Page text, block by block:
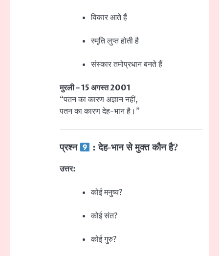
विकार आते हैं
स्मृति लुप्त होती है
संस्कार तमोप्रधान बनते हैं
मुरली – 15 अगस्त 2001
“पतन का कारण अज्ञान नहीं,
पतन का कारण देह-भान है।”
प्रश्न : देह-भान से मुक्त कौन है?
उत्तर:
कोई मनुष्य?
कोई संत?
कोई गुरु?